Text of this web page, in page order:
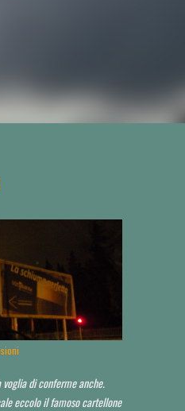
di conferme anche.
eccolo il famoso cartellone